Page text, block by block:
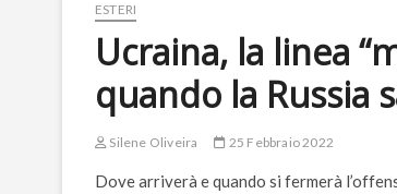
ESTERI
Ucraina, la linea
quando la Russia
Silene Oliveira 25 Febbraio 2022
Dove arriverà e quando si fermerà